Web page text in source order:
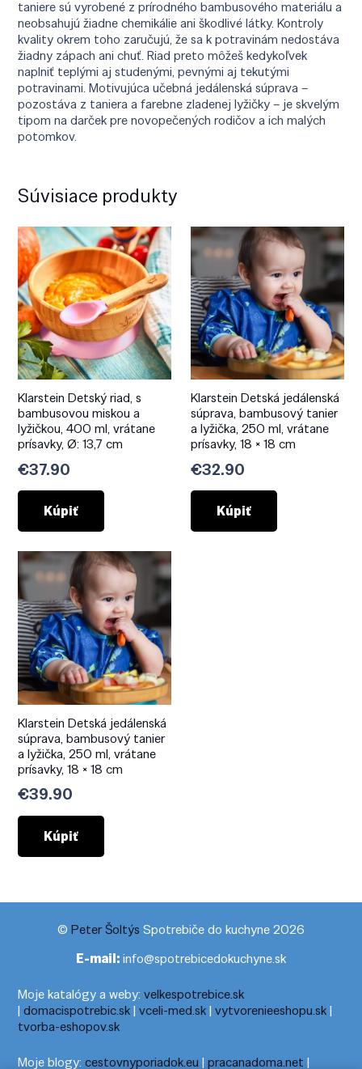
taniere sú vyrobené z prírodného bambusového materiálu a
neobsahujú žiadne chemikálie ani škodlivé látky. Kontroly
kvality okrem toho zaručujú, že sa k potravinám nedostáva
žiadny zápach ani chuť. Riad preto môžeš kedykoľvek
naplniť teplými aj studenými, pevnými aj tekutými
potravinami. Motivujúca učebná jedálenská súprava –
pozostáva z taniera a farebne zladenej lyžičky – je skvelým
tipom na darček pre novopečených rodičov a ich malých
potomkov.
Súvisiace produkty
Klarstein Detský riad, s
bambusovou miskou a
lyžičkou, 400 ml, vrátane
prísavky, Ø: 13,7 cm
€37.90
Kúpiť
Klarstein Detská jedálenská
súprava, bambusový tanier
a lyžička, 250 ml, vrátane
prísavky, 18 × 18 cm
€32.90
Kúpiť
Klarstein Detská jedálenská
súprava, bambusový tanier
a lyžička, 250 ml, vrátane
prísavky, 18 × 18 cm
€39.90
Kúpiť
© Peter Šoltýs Spotrebiče do kuchyne 2026
E-mail:info@spotrebicedokuchyne.sk
Moje katalógy a weby:velkespotrebice.sk
|domacispotrebic.sk|vceli-med.sk|vytvorenieeshopu.sk|
tvorba-eshopov.sk
Moje blogy:cestovnyporiadok.eu |pracanadoma.net |